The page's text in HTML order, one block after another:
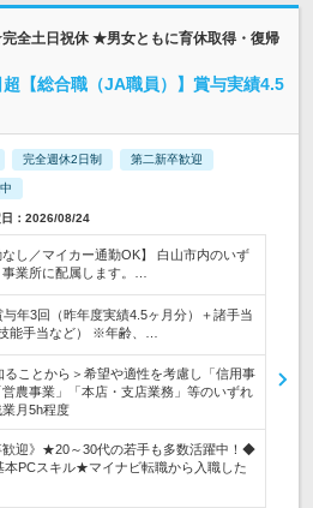
全土日祝休 ★男女ともに育休取得・復帰
【総合職（JA職員）】賞与実績4.5
完全週休2日制 第二新卒歓迎
：2026/08/24
し／マイカー通勤OK】 白山市内のいず
業所に配属します。…
与年3回（昨年度実績4.5ヶ月分）＋諸手当
能手当など） ※年齢、…
ることから＞希望や適性を考慮し「信用事
農事業」「本店・支店業務」等のいずれ
月5h程度
歓迎》★20～30代の若手も多数活躍中！◆
PCスキル★マイナビ転職から入職した